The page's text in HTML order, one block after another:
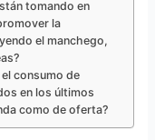
tomando en
la
el manchego,
consumo de
en los últimos
como de oferta?